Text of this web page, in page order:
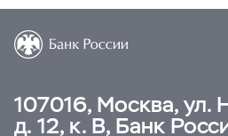
107016, Москва, ул.
д. 12, к. В, Банк